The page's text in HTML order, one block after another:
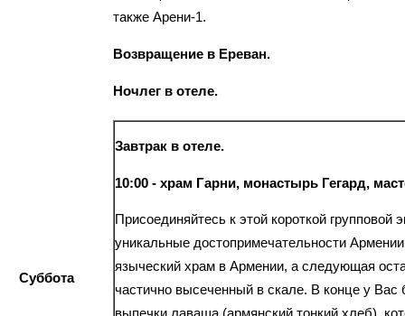
также Арени-1.
Возвращение в Ереван.
Ночлег в отеле.
Суббота
Завтрак в отеле.
10:00 - храм Гарни, монастырь Гегард,
Присоединяйтесь к этой короткой
уникальные достопримечательности
языческий храм в Армении, а следующая
частично высеченный в скале. В конце у Вас